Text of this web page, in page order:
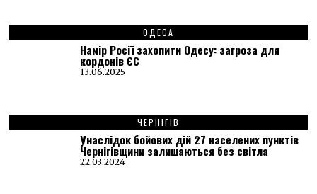
ОДЕСА
Намір Росії захопити Одесу: загроза для
кордонів ЄС
13.06.2025
ЧЕРНІГІВ
Унаслідок бойових дій 27 населених пунктів
Чернігівщини залишаються без світла
22.03.2024